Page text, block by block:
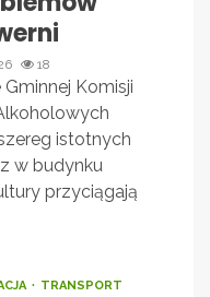
18
Komisji
istotnych
w budynku
przyciągają
TRANSPORT